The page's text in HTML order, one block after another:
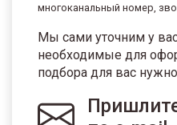
многоканальный номер,
Мы сами уточним у
необходимые для
подбора для вас